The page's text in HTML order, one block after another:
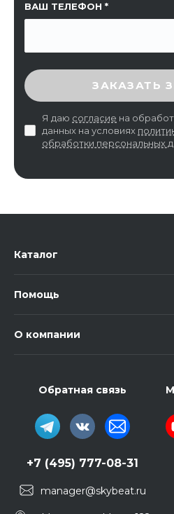
ВАШ ТЕЛЕФОН
ВВЕДИТЕ ПРОВЕРОЧНЫЙ
ЗАКАЗАТЬ
Я даю согласие на
данных на условиях
обработки персональных
Каталог
Помощь
О компании
Обратная связь
+7 (495) 777-08-31
manager@skybeat.ru